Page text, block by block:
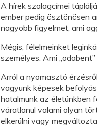
A hírek szalagcímei
ember pedig ösztönösen
nagyobb figyelmet, ami
Mégis, félelmeinket
személyes. Ami
Arról a nyomasztó
vagyunk képesek
hatalmunk az életünkben
váratlanul valami olyan
elkerülni vagy